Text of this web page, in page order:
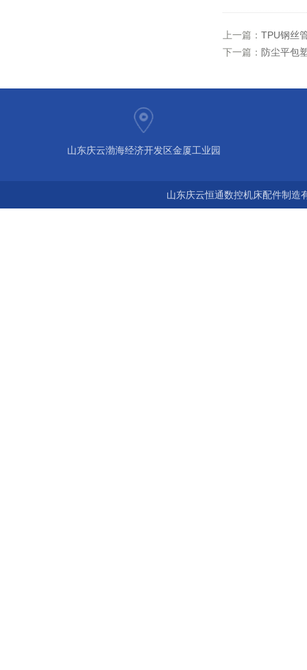
上一篇： TPU钢丝
下一篇： 防尘平包
山东庆云渤海经济开发区金厦工业园
山东庆云恒通数控机床配件制